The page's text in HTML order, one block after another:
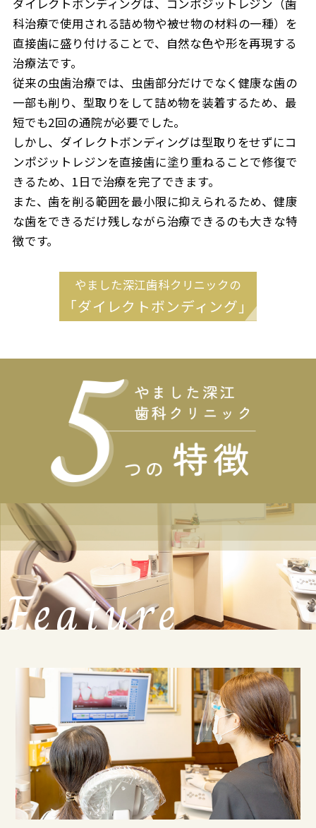
科治療で使用される詰め物や被せ物の材料の一種）を
直接歯に盛り付けることで、自然な色や形を再現する
治療法です。
従来の虫歯治療では、虫歯部分だけでなく健康な歯の
一部も削り、型取りをして詰め物を装着するため、最
短でも2回の通院が必要でした。
しかし、ダイレクトボンディングは型取りをせずにコ
ンポジットレジンを直接歯に塗り重ねることで修復で
きるため、1日で治療を完了できます。
また、歯を削る範囲を最小限に抑えられるため、健康
な歯をできるだけ残しながら治療できるのも大きな特
徴です。
やました深江歯科クリニックの
「ダイレクトボンディング」
Feature